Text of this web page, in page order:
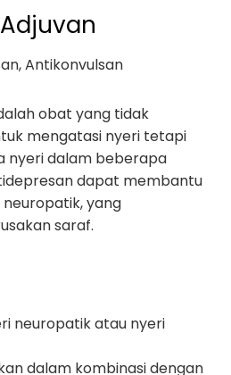
Antikonvulsan
obat yang tidak
mengatasi nyeri tetapi
nyeri dalam beberapa
dapat membantu
yang
saraf.
neuropatik atau nyeri
dalam kombinasi dengan